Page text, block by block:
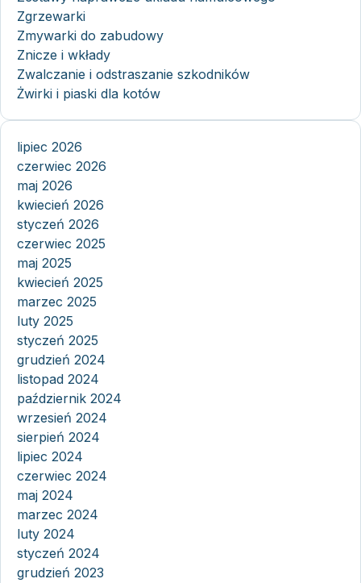
Zgrzewarki
Zmywarki do zabudowy
Znicze i wkłady
Zwalczanie i odstraszanie szkodników
Żwirki i piaski dla kotów
lipiec 2026
czerwiec 2026
maj 2026
kwiecień 2026
styczeń 2026
czerwiec 2025
maj 2025
kwiecień 2025
marzec 2025
luty 2025
styczeń 2025
grudzień 2024
listopad 2024
październik 2024
wrzesień 2024
sierpień 2024
lipiec 2024
czerwiec 2024
maj 2024
marzec 2024
luty 2024
styczeń 2024
grudzień 2023